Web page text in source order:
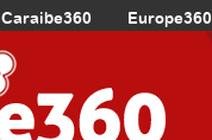
Caraibe360 Europe360